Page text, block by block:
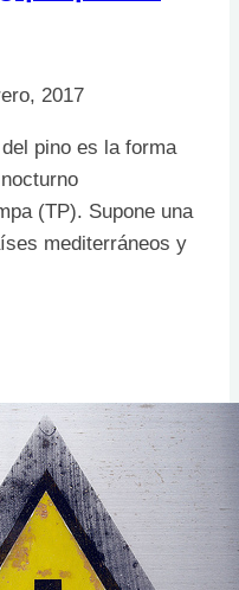
2017
pino es la forma
(TP). Supone una
mediterráneos y